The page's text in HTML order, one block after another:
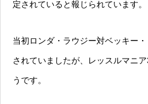
定されていると報じられています。
当初ロンダ・ラウジー対ベッキー
されていましたが、レッスルマニ
うです。